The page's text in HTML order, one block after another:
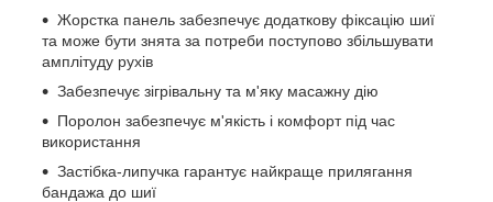
Жорстка панель забезпечує додаткову фіксацію шиї
та може бути знята за потреби поступово збільшувати
амплітуду рухів
Забезпечує зігрівальну та м'яку масажну дію
Поролон забезпечує м'якість і комфорт під час
використання
Застібка-липучка гарантує найкраще прилягання
бандажа до шиї